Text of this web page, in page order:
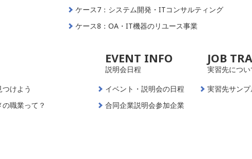
ケース7：システム開発・ITコンサルティング
ケース8：OA・IT機器のリユース事業
けよう
職業って？
EVENT INFO
説明会日程
イベント・説明会の日程
合同企業説明会参加企業
JOB
実習先につい
実習先サン